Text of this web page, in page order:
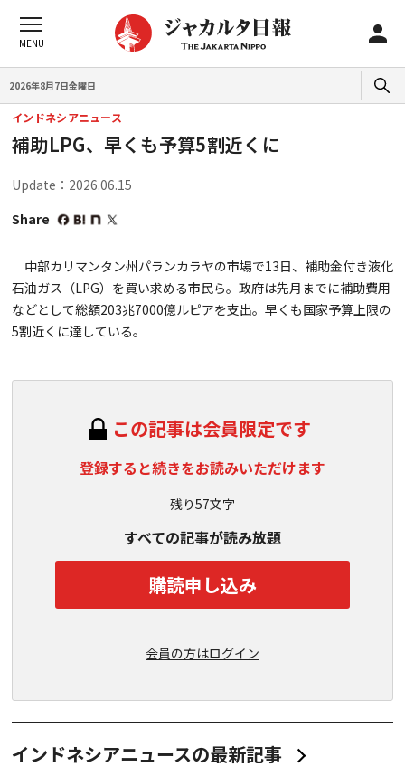
2026年8月7日金曜日
インドネシアニュース
補助LPG、早くも予算5割近くに
Update：2026.06.15
Share
中部カリマンタン州パランカラヤの市場で13日、補助金付き液化
石油ガス（LPG）を買い求める市民ら。政府は先月までに補助費用
などとして総額203兆7000億ルピアを支出。早くも国家予算上限の
5割近くに達している。
この記事は会員限定です
登録すると続きをお読みいただけます
残り57文字
すべての記事が読み放題
購読申し込み
会員の方はログイン
インドネシアニュースの最新記事